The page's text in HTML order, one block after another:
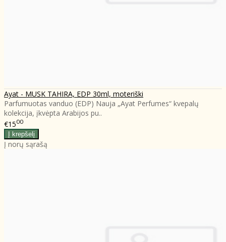
Ayat - MUSK TAHIRA, EDP 30ml, moteriški
Parfumuotas vanduo (EDP) Nauja „Ayat Perfumes“ kvepalų
kolekcija, įkvėpta Arabijos pu..
€1500
Į norų sąrašą